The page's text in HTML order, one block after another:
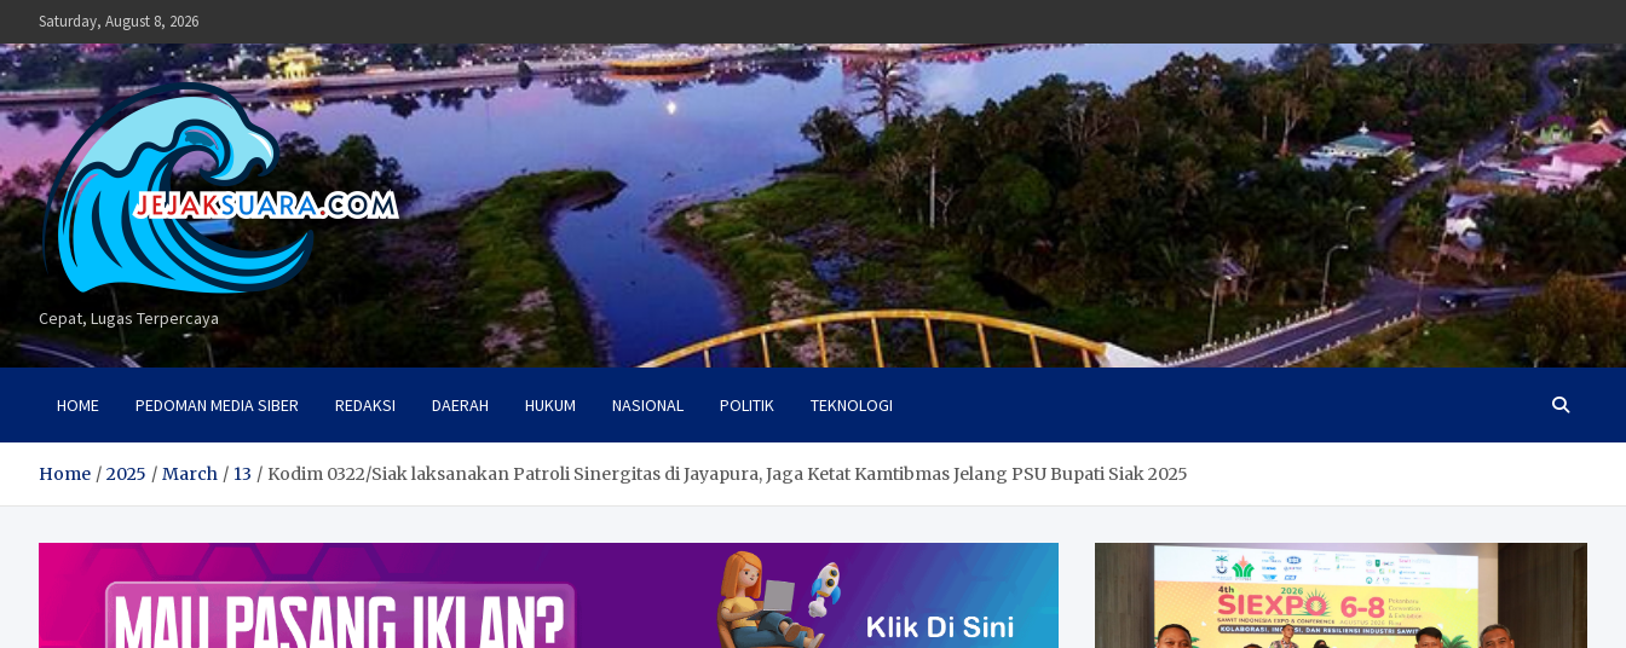
to
content
Saturday, August 8, 2026
Cepat, Lugas Terpercaya
HOME PEDOMAN MEDIA SIBER REDAKSI DAERAH HUKUM NASIONAL POLITIK TEKNOLOGI
Home 2025 March 13 Kodim 0322/Siak laksanakan Patroli Sinergitas di Jayapura, Jaga Ketat Kamtibmas Jelang PSU Bupati Siak 2025